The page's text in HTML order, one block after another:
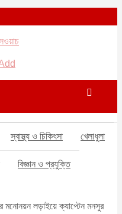
স্বাস্থ্য ও চিকিৎসা খেলাধুলা
বিজ্ঞান ও প্রযুক্তি
মনোনয়ন লড়াইয়ে ক্যাপ্টেন মনসুর